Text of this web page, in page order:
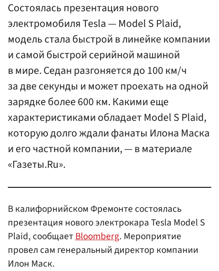
Состоялась презентация нового
электромобиля Tesla — Model S Plaid,
модель стала быстрой в линейке компании
и самой быстрой серийной машиной
в мире. Седан разгоняется до 100 км/ч
за две секунды и может проехать на одной
зарядке более 600 км. Какими еще
характеристиками обладает Model S Plaid,
которую долго ждали фанаты Илона Маска
и его частной компании, — в материале
«Газеты.Ru».
В калифорнийском Фремонте состоялась
презентация нового электрокара Tesla Model S
Plaid, сообщаетBloomberg. Мероприятие
провел сам генеральный директор компании
Илон Маск.